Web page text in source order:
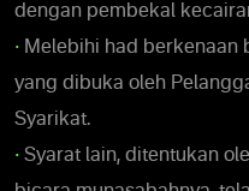
dengan pembekal
• Melebihi had berkenaan
yang dibuka oleh
Syarikat.
• Syarat lain, ditentukan